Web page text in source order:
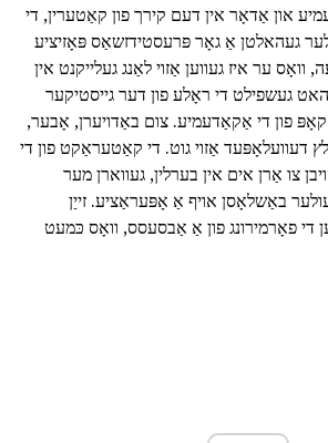
און אַדאָר אין דעם קירך פון קאַטערין, די
געהאלטן אַ גאָר פּרעסטידזשאַס פּאָזיציע
וואָס ער איז געווען אַזוי לאַנג געלייקנט אין
געשפילט די ראָלע פון דער גייסטיקער
פון די אַקאַדעמיע. צום באַדויערן, אָבער,
דעוועלאָפּעד אַזוי גוט. די קאַטעראַקט פון די
צו אַרן אים אין בערלין, געווארן מער
און אין 1771 עולער באַשלאָסן אויף אַ אָפּעראַציע. זייַן
די פאָרמירונג פון אַ אַבסעסס, וואָס כּמעט